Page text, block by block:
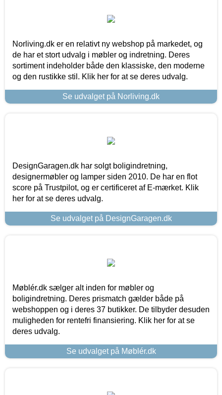
Norliving.dk er en relativt ny webshop på markedet, og
de har et stort udvalg i møbler og indretning. Deres
sortiment indeholder både den klassiske, den moderne
og den rustikke stil. Klik her for at se deres udvalg.
Se udvalget på Norliving.dk
DesignGaragen.dk har solgt boligindretning,
designermøbler og lamper siden 2010. De har en flot
score på Trustpilot, og er certificeret af E-mærket. Klik
her for at se deres udvalg.
Se udvalget på DesignGaragen.dk
Møblér.dk sælger alt inden for møbler og
boligindretning. Deres prismatch gælder både på
webshoppen og i deres 37 butikker. De tilbyder desuden
muligheden for rentefri finansiering. Klik her for at se
deres udvalg.
Se udvalget på Møblér.dk